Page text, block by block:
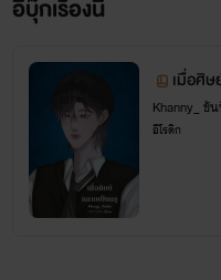
อีบุ๊กเรื่องนี้
เมื่อศิ
Khanny_ ขั
อีโรติก